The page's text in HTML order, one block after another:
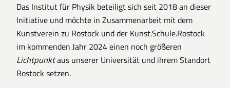
Das Institut für Physik beteiligt sich seit 2018 an dieser
Initiative und möchte in Zusammenarbeit mit dem
Kunstverein zu Rostock und der Kunst.Schule.Rostock
im kommenden Jahr 2024 einen noch größeren
Lichtpunktaus unserer Universität und ihrem Standort
Rostock setzen.